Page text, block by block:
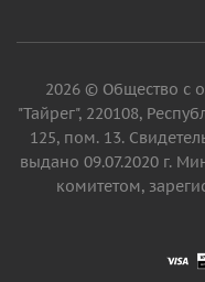
2026 © Общество с
"Тайрег", 220108,
125, пом. 13.
выдано 09.07.2020 г.
комитетом,